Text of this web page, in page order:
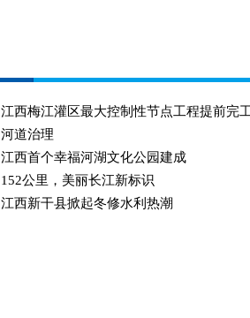
江西梅江灌区最大控制性节点工程提前完
河道治理
江西首个幸福河湖文化公园建成
152公里，美丽长江新标识
江西新干县掀起冬修水利热潮